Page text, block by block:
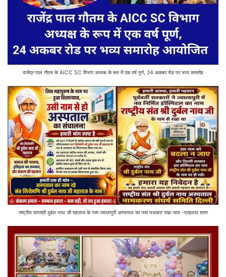
राजेंद्र पाल गौतम के AICC SC विभाग अध्यक्ष के रूप में एक वर्ष पूर्ण, 24 अकबर रोड पर भव्य समारोह
राष्ट्रीय संतश्री दुर्बल नाथ जी महाराज के नाम ज्वालापुरी अस्पताल का नाम यथावत रखा जाय -प्रहलाद शरण